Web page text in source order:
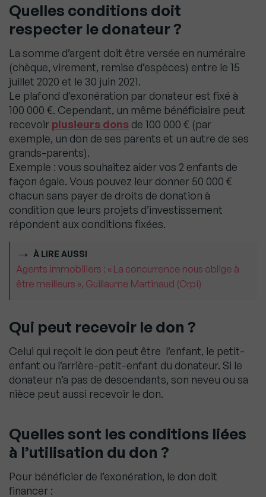
Quelles conditions doit
respecter le donateur ?
La somme d’argent doit être versée en numéraire
(chèque, virement, remise d’espèces) entre le 15
juillet 2020 et le 30 juin 2021.
Le plafond d’exonération par donateur est fixé à
100 000 €. Cependant, un même bénéficiaire peut
recevoir plusieurs dons de 100 000 € (par
exemple, un don de ses parents et un autre de ses
grands-parents).
Exemple : vous souhaitez aider vos 2 enfants de
façon égale. Vous pouvez leur donner 50 000 €
chacun sans payer de droits de donation à
condition que leurs projets d’investissement
répondent aux conditions fixées.
À LIRE AUSSI
Agents immobiliers : « La concurrence nous oblige à
être meilleurs », Guillaume Martinaud (Orpi)
Qui peut recevoir le don ?
Celui qui reçoit le don peut être l’enfant, le petit-
enfant ou l’arrière-petit-enfant du donateur. Si le
donateur n’a pas de descendants, son neveu ou sa
nièce peut aussi recevoir le don.
Quelles sont les conditions liées
à l’utilisation du don ?
Pour bénéficier de l’exonération, le don doit
financer :